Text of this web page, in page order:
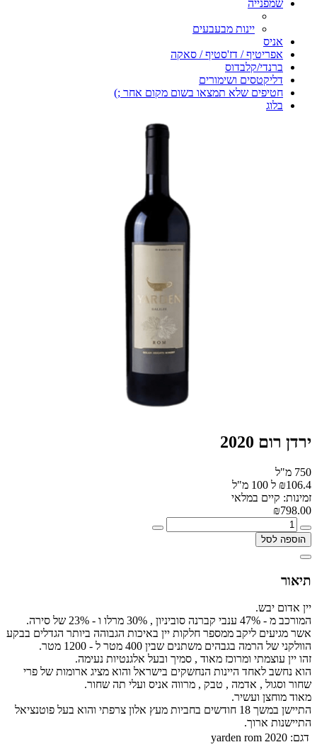
שמפנייה
יינות מבעבעים
אניס
אפריטיף / דז'סטיף / סאקה
ברנדי/קלבדוס
דליקטסים ושימורים
חטיפים שלא תמצאו בשום מקום אחר ;)
בלוג
ירדן רום 2020
750 מ"ל
₪106.4 ל 100 מ"ל
זמינות: קיים במלאי
₪798.00
הוספה לסל
תיאור
יין אדום יבש.
המורכב מ - 47% ענבי קברנה סוביניון , 30% מרלו ו - 23% של סירה.
אשר מגיעים ליקב ממספר חלקות יין באיכות הגבוהה ביותר הגדלים בבקע
הוולקני של הרמה בגבהים משתנים שבין 400 מטר ל - 1200 מטר.
זהו יין עוצמתי ומרוכז מאוד , סמיך ובעל אלגנטיות נעימה.
הוא נחשב לאחד היינות הנחשקים בישראל והוא מציג ארומות של פרי
שחור וסגול , אדמה , טבק , מרווה אניס ועלי תה שחור.
מאוד מוחצן ועשיר.
התיישן במשך 18 חודשים בחביות מעץ אלון צרפתי והוא בעל פוטנציאל
התיישנות ארוך.
דגם: yarden rom 2020